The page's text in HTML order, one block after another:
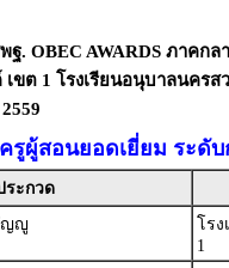
ฐ. OBEC AWARDS ภาคก
ขต 1 โรงเรียนอนุบาลนคร
รูผู้สอนยอดเยี่ยม ระดั
ระกวด
ญญู
โร
1